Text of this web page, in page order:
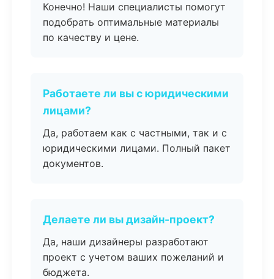
Конечно! Наши специалисты помогут
подобрать оптимальные материалы
по качеству и цене.
Работаете ли вы с юридическими
лицами?
Да, работаем как с частными, так и с
юридическими лицами. Полный пакет
документов.
Делаете ли вы дизайн-проект?
Да, наши дизайнеры разработают
проект с учетом ваших пожеланий и
бюджета.